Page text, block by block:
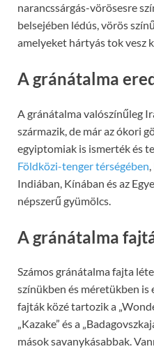
narancssárgás-vörösesre
belsejében lédús, vörös
amelyeket hártyás tok vesz
A gránátalma
A gránátalma valószínűleg
származik, de már az ókori
egyiptomiak is ismerték és
Földközi-tenger térségében
Indiában, Kínában és az
népszerű gyümölcs.
A gránátalma
Számos gránátalma fajta
színükben és méretükben
fajták közé tartozik a
„Kazake” és a
mások savanykásabbak.